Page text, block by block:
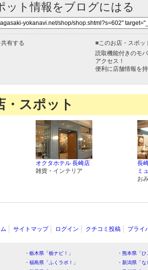
ット情報をブログにはる
有する ■このお店・スポッ
読取機能付きのモ
アクセス！
便利に店舗情報を
・スポット
オクタホテル 長崎店
雑貨・インテリア
長
ミ
お
サイトマップ ログイン クチコミ投稿 プライ
・栃木県「栃ナビ！」
・熊本県「
・福島県「ふくラボ！」
・新潟県「